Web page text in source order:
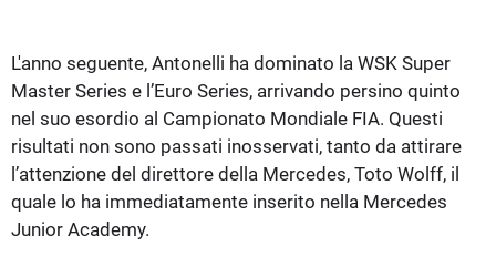
L'anno seguente, Antonelli ha dominato la WSK Super
Master Series e l’Euro Series, arrivando persino quinto
nel suo esordio al Campionato Mondiale FIA. Questi
risultati non sono passati inosservati, tanto da attirare
l’attenzione del direttore della Mercedes, Toto Wolff, il
quale lo ha immediatamente inserito nella Mercedes
Junior Academy.